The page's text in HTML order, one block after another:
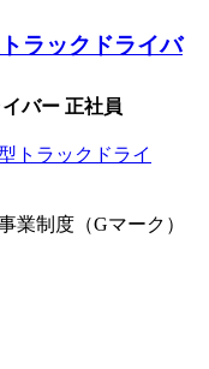
ラックドライバ
バー 正社員
業制度（Gマーク）